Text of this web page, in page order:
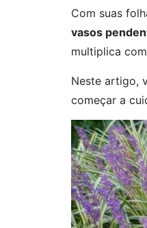
Com suas
vasos
multiplica
Neste artigo,
começar a